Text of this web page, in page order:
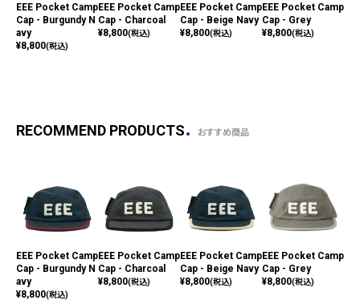
EEE Pocket Camp
Cap - Burgundy N
avy
¥8,800(税込)
EEE Pocket Camp
Cap - Charcoal
¥8,800(税込)
EEE Pocket Camp
Cap - Beige Navy
¥8,800(税込)
EEE Pocket Camp
Cap - Grey
¥8,800(税込)
RECOMMEND PRODUCTS おすすめ商品
EEE Pocket Camp
Cap - Burgundy N
avy
¥8,800(税込)
EEE Pocket Camp
Cap - Charcoal
¥8,800(税込)
EEE Pocket Camp
Cap - Beige Navy
¥8,800(税込)
EEE Pocket Camp
Cap - Grey
¥8,800(税込)